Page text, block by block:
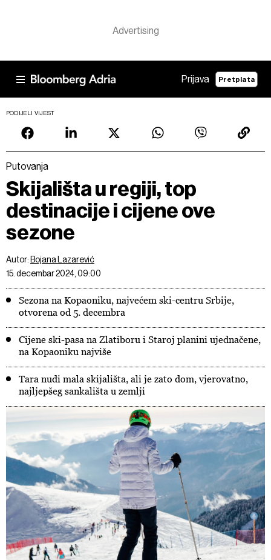
Prijava Pretplata
PODIJELI VIJEST
Putovanja
Skijališta u regiji, top
destinacije i cijene ove
sezone
Autor: Bojana Lazarević
15. decembar 2024, 09:00
Sezona na Kopaoniku, najvećem ski-centru Srbije,
otvorena od 5. decembra
Cijene ski-pasa na Zlatiboru i Staroj planini ujednačene,
na Kopaoniku najviše
Tara nudi mala skijališta, ali je zato dom, vjerovatno,
najljepšeg sankališta u zemlji